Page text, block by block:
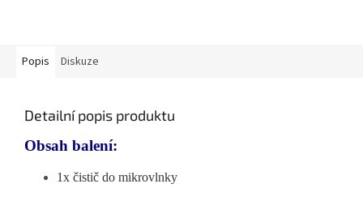
Popis Diskuze
Detailní popis produktu
Obsah balení:
1x čistič do mikrovlnky